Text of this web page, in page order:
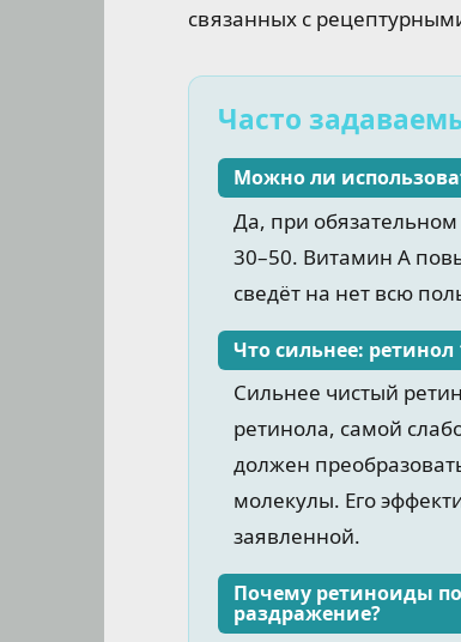
связанных с
Часто
Можно ли
Да, при
30–50. Витамин А
сведёт на нет всю
Что сильнее:
Сильнее чистый
ретинола, самой
должен
молекулы. Его
заявленной.
Почему ретиноиды
раздражение?